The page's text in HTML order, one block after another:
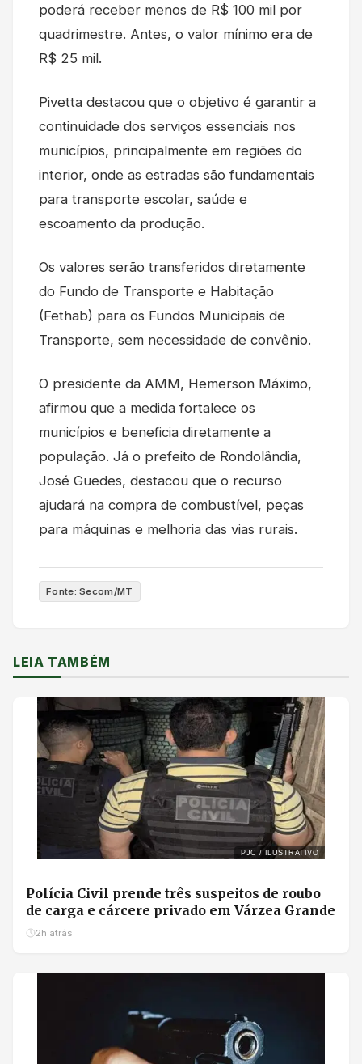
poderá receber menos de R$ 100 mil por
quadrimestre. Antes, o valor mínimo era de
R$ 25 mil.
Pivetta destacou que o objetivo é garantir a
continuidade dos serviços essenciais nos
municípios, principalmente em regiões do
interior, onde as estradas são fundamentais
para transporte escolar, saúde e
escoamento da produção.
Os valores serão transferidos diretamente
do Fundo de Transporte e Habitação
(Fethab) para os Fundos Municipais de
Transporte, sem necessidade de convênio.
O presidente da AMM, Hemerson Máximo,
afirmou que a medida fortalece os
municípios e beneficia diretamente a
população. Já o prefeito de Rondolândia,
José Guedes, destacou que o recurso
ajudará na compra de combustível, peças
para máquinas e melhoria das vias rurais.
Fonte: Secom/MT
LEIA TAMBÉM
PJC / ILUSTRATIVO
Polícia Civil prende três suspeitos de roubo
de carga e cárcere privado em Várzea Grande
2h atrás